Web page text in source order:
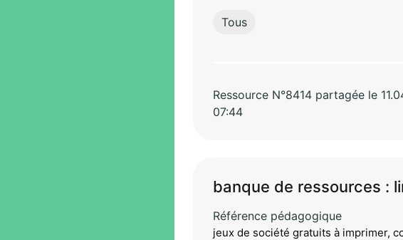
Tous
Ressource N°8414 partagée le
07:44
banque de ressources :
Référence pédagogique
jeux de société gratuits à imprimer,